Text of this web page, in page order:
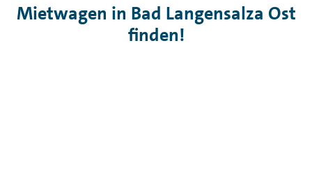
Mietwagen in Bad Langensalza Ost
finden!